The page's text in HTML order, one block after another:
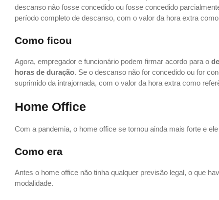
descanso não fosse concedido ou fosse concedido
período completo de descanso, com o valor da hora extra
Como ficou
Agora, empregador e funcionário podem firmar acordo para o
horas de duração. Se o descanso não for concedido ou for
suprimido da intrajornada, com o valor da hora extra como
Home Office
Com a pandemia, o home office se tornou ainda mais forte e
Como era
Antes o home office não tinha qualquer previsão legal, o que
modalidade.